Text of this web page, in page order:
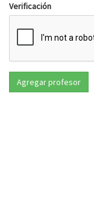
Verificación